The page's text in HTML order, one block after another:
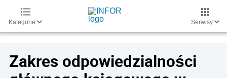
Kategorie Serwisy
Zakres odpowiedzialności